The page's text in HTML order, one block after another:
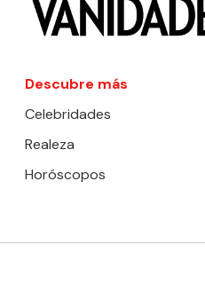
Descubre más
Celebridades
Realeza
Horóscopos